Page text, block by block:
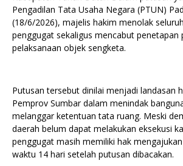
Pengadilan Tata Usaha Negara (PTUN)
(18/6/2026), majelis hakim menolak
penggugat sekaligus mencabut penetapan
pelaksanaan objek sengketa.
Putusan tersebut dinilai menjadi landasan
Pemprov Sumbar dalam menindak
melanggar ketentuan tata ruang. Meski
daerah belum dapat melakukan eksekusi
penggugat masih memiliki hak
waktu 14 hari setelah putusan dibacakan.